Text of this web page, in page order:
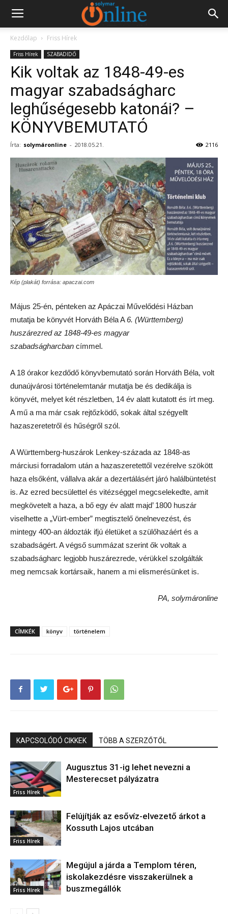
Kezdőlap Friss Hírek
Friss Hírek SZABADIDŐ
Kik voltak az 1848-49-es
magyar szabadságharc
leghűségesebb katonái? –
KÖNYVBEMUTATÓ
Írta: solymáronline - 2018.05.21. 2116
Kép (plakát) forrása: apaczai.com
Május 25-én, pénteken az Apáczai Művelődési Házban
mutatja be könyvét Horváth Béla A6. (Württemberg)
huszárezred az 1848-49-es magyar
szabadságharcban címmel.
A 18 órakor kezdődő könyvbemutató során Horváth Béla, volt
dunaújvárosi történelemtanár mutatja be és dedikálja is
könyvét, melyet két részletben, 14 év alatt kutatott és írt meg.
A mű a ma már csak rejtőzködő, sokak által szégyellt
hazaszeretetről és hűségről szól.
A Württemberg-huszárok Lenkey-százada az 1848-as
márciusi forradalom után a hazaszeretettől vezérelve szökött
haza elsőként, vállalva akár a dezertálásért járó halálbüntetést
is. Az ezred becsülettel és vitézséggel megcselekedte, amit
megkövetelt a haza, a bő egy év alatt majd’ 1800 huszár
viselhette a „Vürt-ember” megtisztelő önelnevezést, és
mintegy 400-an áldozták ifjú életüket a szülőhazáért és a
szabadságért. A végső summázat szerint ők voltak a
szabadságharc legjobb huszárezrede, vérükkel szolgálták
meg nemcsak kortársaik, hanem a mi elismerésünket is.
PA, solymáronline
CÍMKÉK könyv történelem
KAPCSOLÓDÓ CIKKEK TÖBB A SZERZŐTŐL
Friss Hírek
Augusztus 31-ig lehet nevezni a
Mesterecset pályázatra
Friss Hírek
Felújítják az esővíz-elvezető árkot a
Kossuth Lajos utcában
Friss Hírek
Megújul a járda a Templom téren,
iskolakezdésre visszakerülnek a
buszmegállók